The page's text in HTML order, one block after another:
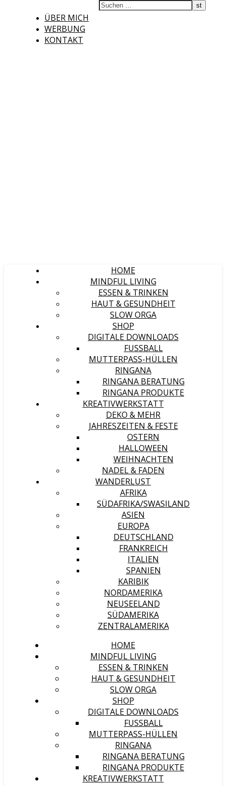
ÜBER MICH
WERBUNG
KONTAKT
HOME
MINDFUL LIVING
ESSEN & TRINKEN
HAUT & GESUNDHEIT
SLOW ORGA
SHOP
DIGITALE DOWNLOADS
FUSSBALL
MUTTERPASS-HÜLLEN
RINGANA
RINGANA BERATUNG
RINGANA PRODUKTE
KREATIVWERKSTATT
DEKO & MEHR
JAHRESZEITEN & FESTE
OSTERN
HALLOWEEN
WEIHNACHTEN
NADEL & FADEN
WANDERLUST
AFRIKA
SÜDAFRIKA/SWASILAND
ASIEN
EUROPA
DEUTSCHLAND
FRANKREICH
ITALIEN
SPANIEN
KARIBIK
NORDAMERIKA
NEUSEELAND
SÜDAMERIKA
ZENTRALAMERIKA
HOME
MINDFUL LIVING
ESSEN & TRINKEN
HAUT & GESUNDHEIT
SLOW ORGA
SHOP
DIGITALE DOWNLOADS
FUSSBALL
MUTTERPASS-HÜLLEN
RINGANA
RINGANA BERATUNG
RINGANA PRODUKTE
KREATIVWERKSTATT